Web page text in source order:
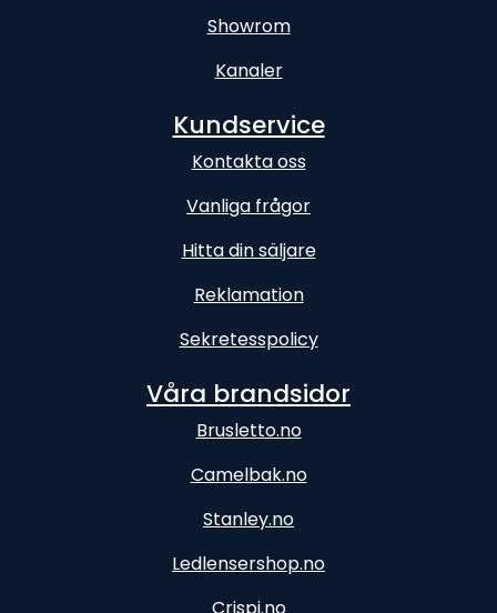
Showrom
Kanaler
Kundservice
Kontakta oss
Vanliga frågor
Hitta din säljare
Reklamation
Sekretesspolicy
Våra brandsidor
Brusletto.no
Camelbak.no
Stanley.no
Ledlensershop.no